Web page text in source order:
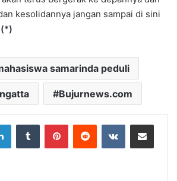
kesolidannya jangan sampai di sini
(*)
samarinda peduli
Bujurnews.com
LinkedInTumblr PinterestReddit VKontakteShare via Email